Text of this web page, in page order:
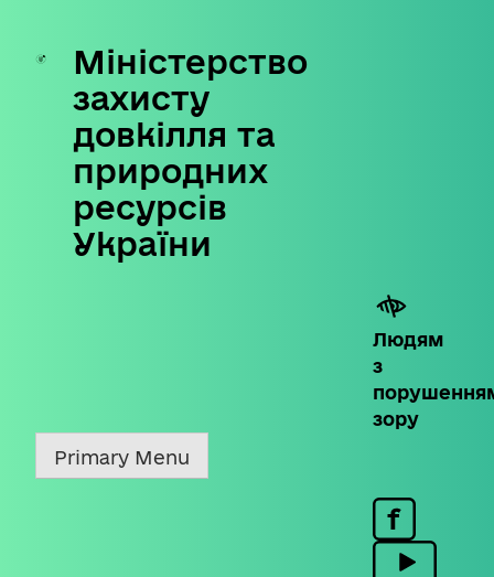
Skip
content
Міністерство
захисту
довкілля та
природних
ресурсів
України
Людям
з
зору
Primary Menu